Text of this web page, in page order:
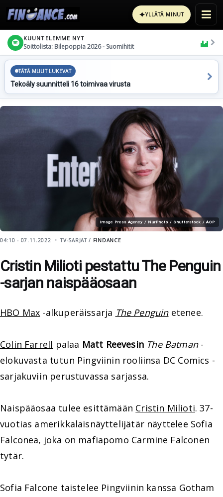
✦YLLÄTÄ MINUT
KUUNTELEMME NYT
Soittolista: Bilepoppia 2026 - Suomihitit
TÄTÄ MUUT LUKEVAT
Tekoäly suunnitteli 16 toimivaa virusta
Image Press Agency / NurPhoto / Shutterstock / AOP
04:10 - 07.11.2022 TV-SARJAT / FINDANCE
Cristin Milioti pestattu The Penguin
-sarjan naispääosaan
HBO Max -alkuperäissarja The Penguinetenee.
Colin Farrell palaa Matt Reevesin The Batman-
elokuvasta tutun Pingviinin rooliinsa DC Comics -
sarjakuviin perustuvassa sarjassa.
Naispääosaa tulee esittämään Cristin Milioti. 37-
vuotias amerikkalaisnäyttelijätär näyttelee Sofia
Falconea, joka on mafiapomo Carmine Falconen
tytär.
Sofia Falcone taistelee Pingviinin kanssa Gotham